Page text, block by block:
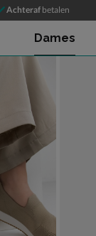
Achteraf betalen
Dames